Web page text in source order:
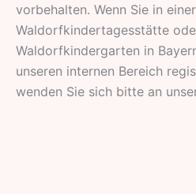
vorbehalten. Wenn Sie in einer
Waldorfkindertagesstätte
Waldorfkindergarten in
unseren internen Bereich
wenden Sie sich bitte an